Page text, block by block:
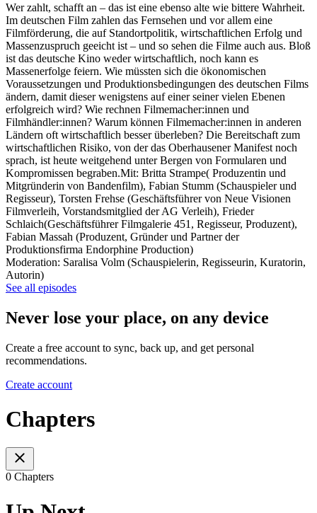
Wer zahlt, schafft an – das ist eine ebenso alte wie bittere Wahrheit.
Im deutschen Film zahlen das Fernsehen und vor allem eine
Filmförderung, die auf Standortpolitik, wirtschaftlichen Erfolg und
Massenzuspruch geeicht ist – und so sehen die Filme auch aus. Bloß
ist das deutsche Kino weder wirtschaftlich, noch kann es
Massenerfolge feiern. Wie müssten sich die ökonomischen
Voraussetzungen und Produktionsbedingungen des deutschen Films
ändern, damit dieser wenigstens auf einer seiner vielen Ebenen
erfolgreich wird? Wie rechnen Filmemacher:innen und
Filmhändler:innen? Warum können Filmemacher:innen in anderen
Ländern oft wirtschaftlich besser überleben? Die Bereitschaft zum
wirtschaftlichen Risiko, von der das Oberhausener Manifest noch
sprach, ist heute weitgehend unter Bergen von Formularen und
Kompromissen begraben.Mit: Britta Strampe( Produzentin und
Mitgründerin von Bandenfilm), Fabian Stumm (Schauspieler und
Regisseur), Torsten Frehse (Geschäftsführer von Neue Visionen
Filmverleih, Vorstandsmitglied der AG Verleih), Frieder
Schlaich(Geschäftsführer Filmgalerie 451, Regisseur, Produzent),
Fabian Massah (Produzent, Gründer und Partner der
Produktionsfirma Endorphine Production)
Moderation: Saralisa Volm (Schauspielerin, Regisseurin, Kuratorin,
Autorin)
See all episodes
Never lose your place, on any device
Create a free account to sync, back up, and get personal
recommendations.
Create account
Chapters
0 Chapters